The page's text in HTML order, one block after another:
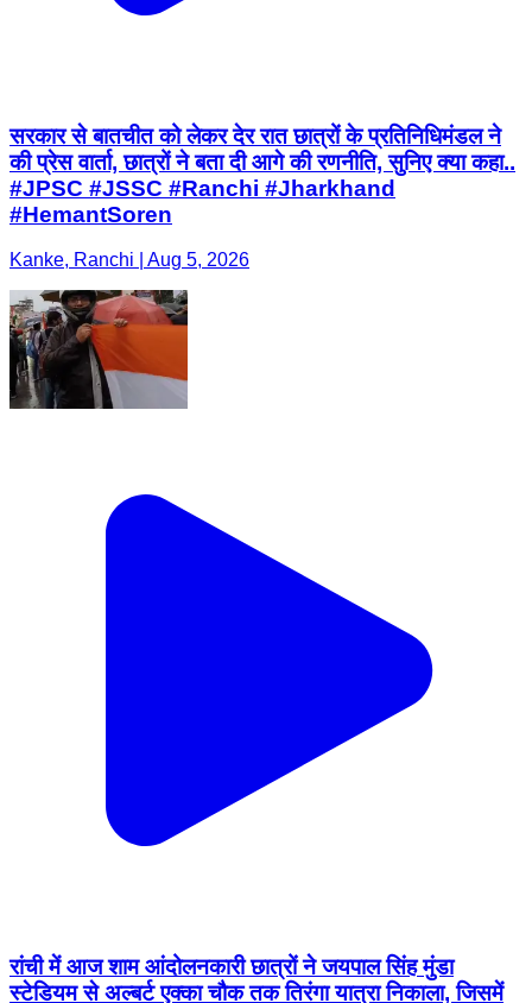
सरकार से बातचीत को लेकर देर रात छात्रों के प्रतिनिधिमंडल ने
की प्रेस वार्ता, छात्रों ने बता दी आगे की रणनीति, सुनिए क्या कहा..
#JPSC #JSSC #Ranchi #Jharkhand
#HemantSoren
Kanke, Ranchi | Aug 5, 2026
रांची में आज शाम आंदोलनकारी छात्रों ने जयपाल सिंह मुंडा
स्टेडियम से अल्बर्ट एक्का चौक तक तिरंगा यात्रा निकाला, जिसमें